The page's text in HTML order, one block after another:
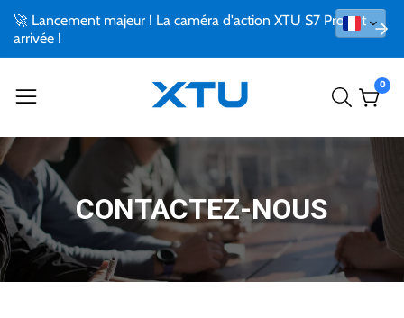
🚀 Lancement majeur ! La caméra d'action XTU S7 Pro est
arrivée !
00
CONTACTEZ-NOUS